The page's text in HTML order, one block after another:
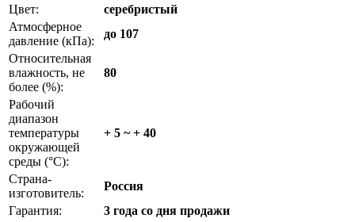
Цвет:
серебристый
Атмосферное
давление (кПа):
до 107
Относительная
влажность, не
более (%):
80
Рабочий
диапазон
температуры
окружающей
среды (°С):
+ 5 ~ + 40
Страна-
изготовитель:
Россия
Гарантия:
3 года со дня продажи